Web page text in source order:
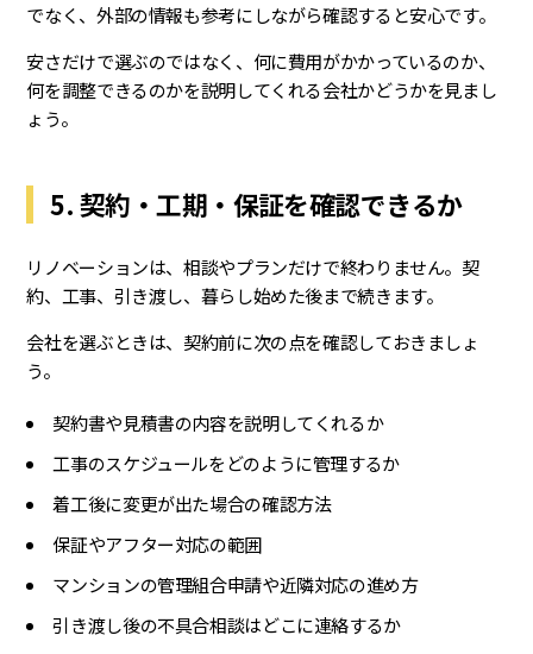
でなく、外部の情報も参考にしながら確認すると安心です。
安さだけで選ぶのではなく、何に費用がかかっているのか、
何を調整できるのかを説明してくれる会社かどうかを見まし
ょう。
5. 契約・工期・保証を確認できるか
リノベーションは、相談やプランだけで終わりません。契
約、工事、引き渡し、暮らし始めた後まで続きます。
会社を選ぶときは、契約前に次の点を確認しておきましょ
う。
契約書や見積書の内容を説明してくれるか
工事のスケジュールをどのように管理するか
着工後に変更が出た場合の確認方法
保証やアフター対応の範囲
マンションの管理組合申請や近隣対応の進め方
引き渡し後の不具合相談はどこに連絡するか